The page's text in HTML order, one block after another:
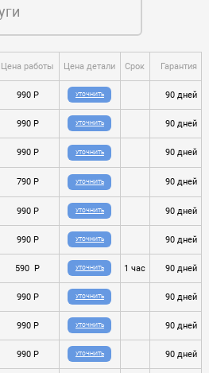
Цена работы Цена детали Срок Гарантия
990 P УТОЧНИТЬ 90 дней
990 P УТОЧНИТЬ 90 дней
990 P УТОЧНИТЬ 90 дней
790 P УТОЧНИТЬ 90 дней
990 P УТОЧНИТЬ 90 дней
990 P УТОЧНИТЬ 90 дней
590 P УТОЧНИТЬ 1 час 90 дней
990 P УТОЧНИТЬ 90 дней
990 P УТОЧНИТЬ 90 дней
990 P УТОЧНИТЬ 90 дней